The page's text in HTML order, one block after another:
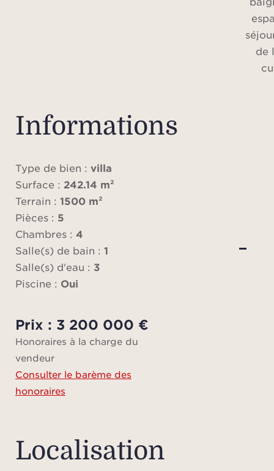
de
Informations
Type de bien : villa
Surface : 242.14 m²
Terrain : 1500 m²
Pièces : 5
Chambres : 4
Salle(s) de bain : 1
Salle(s) d'eau : 3
Piscine : Oui
Prix : 3 200 000 €
Honoraires à la charge du
vendeur
Consulter le barème des
honoraires
Localisation